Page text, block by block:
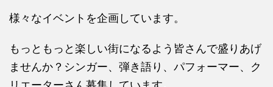
様々なイベントを企画しています。
もっともっと楽しい街になるよう皆さんで盛りあげ
ませんか？シンガー、弾き語り、パフォーマー、ク